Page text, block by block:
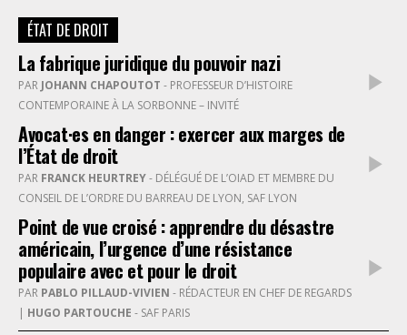
ÉTAT DE DROIT
La fabrique juridique du pouvoir nazi
PAR JOHANN CHAPOUTOT
CONTEMPORAINE À LA SORBONNE – INVITÉ
Avocat·es en danger : exercer aux marges de
l’État de droit
PAR FRANCK HEURTREY
CONSEIL DE L’ORDRE DU BARREAU DE LYON, SAF LYON
Point de vue croisé : apprendre du désastre
américain, l’urgence d’une résistance
populaire avec et pour le droit
PAR PABLO PILLAUD-VIVIEN - RÉDACTEUR EN CHEF DE REGARDS
| HUGO PARTOUCHE - SAF PARIS